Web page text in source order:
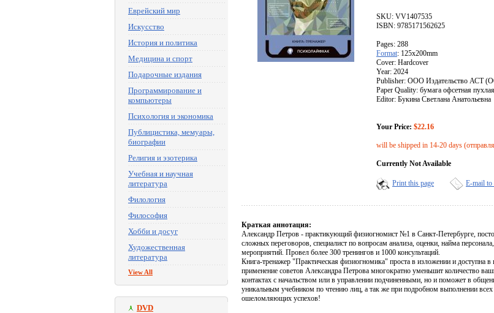
Еврейский мир
Искусство
История и политика
Медицина и спорт
Подарочные издания
Программирование и
компьютеры
Психология и экономика
Публицистика, мемуары,
биографии
Религия и эзотерика
Учебная и научная
литература
Филология
Философия
Хобби и досуг
Художественная
литература
View All
DVD
SKU: VV1407535
ISBN: 9785171562625
Pages: 288
Format: 125x200mm
Cover: Hardcover
Year: 2024
Publisher: ООО Издательство АСТ
Paper Quality: бумага офсетная
Editor: Букина Светлана Анатольевна
Your Price: $22.16
will be shipped in 14-20 days
Currently Not Available
Print this page E-mail to
Краткая аннотация:
Александр Петров - практикующий физиогномист №1 в Санкт-Петербурге,
сложных переговоров, специалист по вопросам анализа, оценки, найма
мероприятий. Провел более 300 тренингов и 1000 консультаций.
Книга-тренажер "Практическая физиогномика" проста в изложении и доступна
применение советов Александра Петрова многократно уменьшит количество
контактах с начальством или в управлении подчиненными, но и поможет в
уникальным учебником по чтению лиц, а так же при подробном выполнении
ошеломляющих успехов!